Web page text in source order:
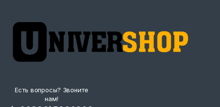
Есть вопросы? Звоните
нам!